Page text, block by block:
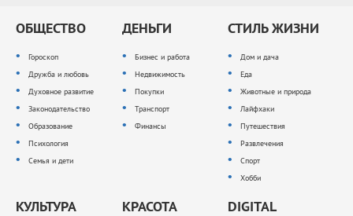
ОБЩЕСТВО
Гороскоп
Дружба и любовь
Духовное развитие
Законодательство
Образование
Психология
Семья и дети
ДЕНЬГИ
Бизнес и работа
Недвижимость
Покупки
Транспорт
Финансы
СТИЛЬ ЖИЗНИ
Дом и дача
Еда
Животные и природа
Лайфхаки
Путешествия
Развлечения
Спорт
Хобби
КУЛЬТУРА КРАСОТА DIGITAL